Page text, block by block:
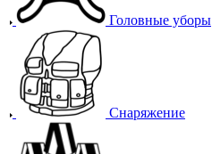
Головные уборы
Снаряжение